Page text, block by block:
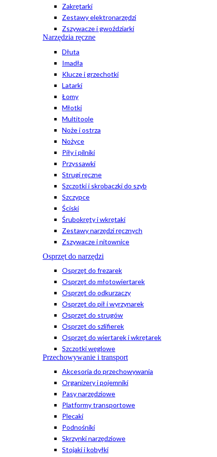
Zakrętarki
Zestawy elektronarzędzi
Zszywacze i gwoździarki
Narzędzia ręczne
Dłuta
Imadła
Klucze i grzechotki
Latarki
Łomy
Młotki
Multitoole
Noże i ostrza
Nożyce
Piły i pilniki
Przyssawki
Strugi ręczne
Szczotki i skrobaczki do szyb
Szczypce
Ściski
Śrubokręty i wkrętaki
Zestawy narzędzi ręcznych
Zszywacze i nitownice
Osprzęt do narzędzi
Osprzęt do frezarek
Osprzęt do młotowiertarek
Osprzęt do odkurzaczy
Osprzęt do pił i wyrzynarek
Osprzęt do strugów
Osprzęt do szlifierek
Osprzęt do wiertarek i wkrętarek
Szczotki węglowe
Przechowywanie i transport
Akcesoria do przechowywania
Organizery i pojemniki
Pasy narzędziowe
Platformy transportowe
Plecaki
Podnośniki
Skrzynki narzędziowe
Stojaki i kobyłki